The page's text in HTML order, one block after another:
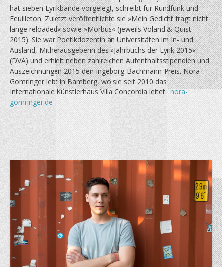
hat sieben Lyrik­bände vorgelegt, schreibt für Rundfunk und
Feuilleton. Zuletzt veröffentlichte sie »Mein Gedicht fragt nicht
lange reloaded« sowie »Morbus« (jeweils Voland & Quist:
2015). Sie war Poetikdozentin an Universitäten im In- und
Ausland, Mitherausgeberin des »Jahrbuchs der Lyrik 2015«
(DVA) und erhielt neben zahlreichen Aufenthaltsstipendien und
Auszeichnungen 2015 den Ingeborg-Bachmann-Preis. Nora
Gomringer lebt in Bamberg, wo sie seit 2010 das
Internationale Künstlerhaus Villa Concordia leitet.nora-
gomringer.de